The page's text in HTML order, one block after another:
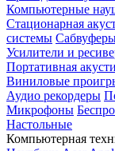
Компьютерные
Стационарная
системы
Усилители и
Портативная
Виниловые
Аудио рекордеры
Микрофоны
Настольные
Компьютерная